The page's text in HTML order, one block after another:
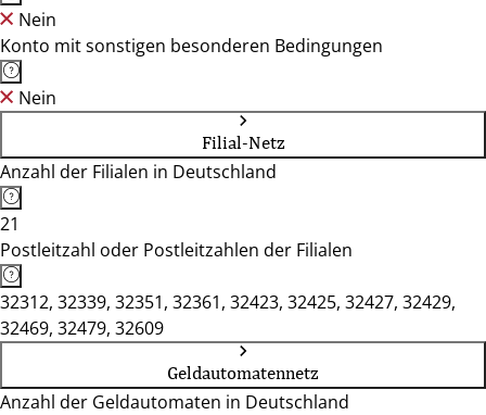
Nein
Konto mit sonstigen besonderen Bedingungen
Nein
Filial-Netz
Anzahl der Filialen in Deutschland
21
Postleitzahl oder Postleitzahlen der Filialen
32312, 32339, 32351, 32361, 32423, 32425, 32427, 32429,
32469, 32479, 32609
Geldautomatennetz
Anzahl der Geldautomaten in Deutschland